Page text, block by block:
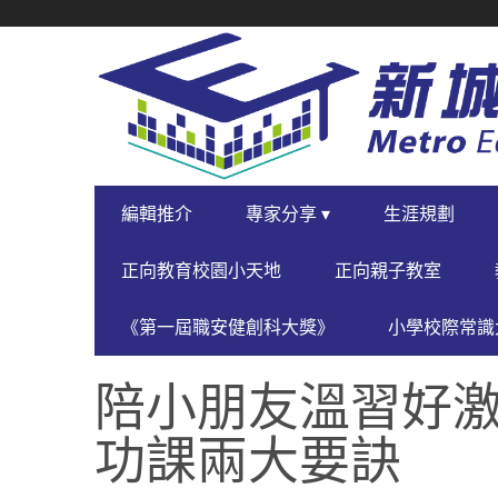
NAVIGATION
PRIMARY
NAVIGATION
編輯推介 專家分享 ▾ 生涯規劃
正向教育校園小天地 正向親子教室
《第一屆職安健創科大獎》 小學校際常
陪小朋友溫習好
功課兩大要訣